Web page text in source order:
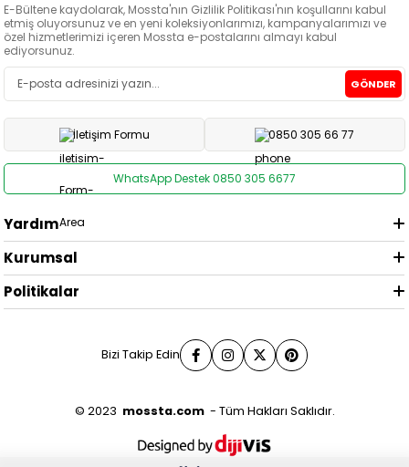
E-Bültene kaydolarak, Mossta'nın Gizlilik Politikası'nın koşullarını kabul
etmiş oluyorsunuz ve en yeni koleksiyonlarımızı, kampanyalarımızı ve
özel hizmetlerimizi içeren Mossta e-postalarını almayı kabul
ediyorsunuz.
GÖNDER
İletişim Formu 0850 305 66 77
WhatsApp Destek 0850 305 6677
Yardım
Kurumsal
Politikalar
Bizi Takip Edin
© 2023 mossta.com- Tüm Hakları Saklıdır.